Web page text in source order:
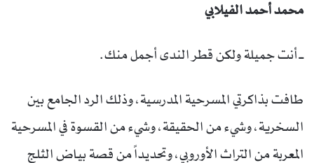
محمد أحمد الفيلابي
ــ أنت جميلة ولكن قطر الندى أجمل منك.
طافت بذاكرتي المسرحية المدرسية، وذلك الرد الجامع بين
السخرية، وشيء من الحقيقة، وشيء من القسوة في المسرحية
المعربة من التراث الأوروبي، وتحديداً من قصة بياض الثلج